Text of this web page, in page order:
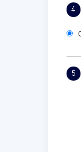
4
5